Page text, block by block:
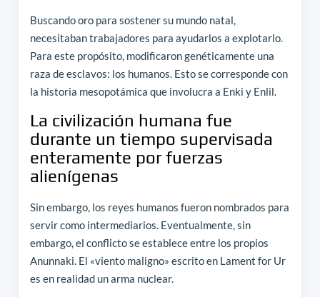
Buscando oro para sostener su mundo natal,
necesitaban trabajadores para ayudarlos a explotarlo.
Para este propósito, modificaron genéticamente una
raza de esclavos: los humanos. Esto se corresponde con
la historia mesopotámica que involucra a Enki y Enlil.
La civilización humana fue
durante un tiempo supervisada
enteramente por fuerzas
alienígenas
Sin embargo, los reyes humanos fueron nombrados para
servir como intermediarios. Eventualmente, sin
embargo, el conflicto se establece entre los propios
Anunnaki. El «viento maligno» escrito en Lament for Ur
es en realidad un arma nuclear.